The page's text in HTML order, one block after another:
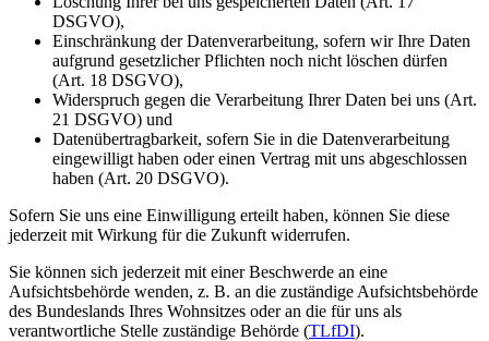
DSGVO),
Einschränkung der Datenverarbeitung, sofern wir Ihre Daten
aufgrund gesetzlicher Pflichten noch nicht löschen dürfen
(Art. 18 DSGVO),
Widerspruch gegen die Verarbeitung Ihrer Daten bei uns (Art.
21 DSGVO) und
Datenübertragbarkeit, sofern Sie in die Datenverarbeitung
eingewilligt haben oder einen Vertrag mit uns abgeschlossen
haben (Art. 20 DSGVO).
Sofern Sie uns eine Einwilligung erteilt haben, können Sie diese
jederzeit mit Wirkung für die Zukunft widerrufen.
Sie können sich jederzeit mit einer Beschwerde an eine
Aufsichtsbehörde wenden, z. B. an die zuständige Aufsichtsbehörde
des Bundeslands Ihres Wohnsitzes oder an die für uns als
verantwortliche Stelle zuständige Behörde (TLfDI).